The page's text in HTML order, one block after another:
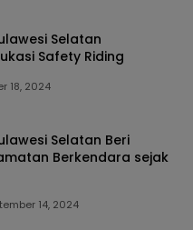
Selatan
Safety Riding
18, 2024
Selatan Beri
Berkendara sejak
14, 2024